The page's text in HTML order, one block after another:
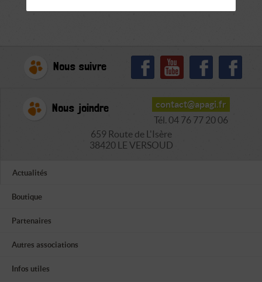
Nous suivre
Nous joindre
contact@apagi.fr
Tél. 04 76 77 20 06
659 Route de L'Isère
38420 LE VERSOUD
Actualités
Boutique
Partenaires
Autres associations
Infos utiles